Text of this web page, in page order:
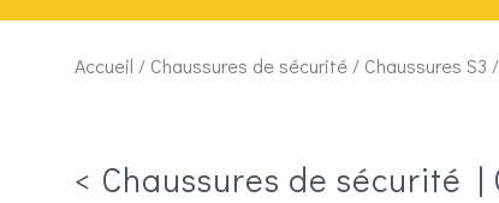
Accueil / Chaussures de sécurité / Chaussures S3
< Chaussures de sécurité |